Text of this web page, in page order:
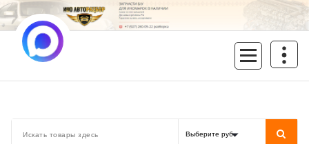
Перейти
к
содержимому